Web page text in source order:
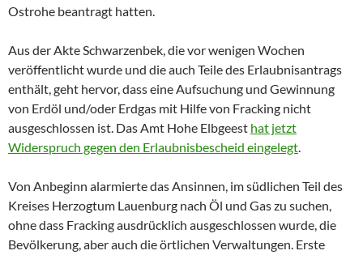
Ostrohe beantragt hatten.
Aus der Akte Schwarzenbek, die vor wenigen Wochen
veröffentlicht wurde und die auch Teile des Erlaubnisantrags
enthält, geht hervor, dass eine Aufsuchung und Gewinnung
von Erdöl und/oder Erdgas mit Hilfe von Fracking nicht
ausgeschlossen ist. Das Amt Hohe Elbgeest hat jetzt
Widerspruch gegen den Erlaubnisbescheid eingelegt.
Von Anbeginn alarmierte das Ansinnen, im südlichen Teil des
Kreises Herzogtum Lauenburg nach Öl und Gas zu suchen,
ohne dass Fracking ausdrücklich ausgeschlossen wurde, die
Bevölkerung, aber auch die örtlichen Verwaltungen. Erste